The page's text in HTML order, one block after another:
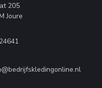
205
Joure